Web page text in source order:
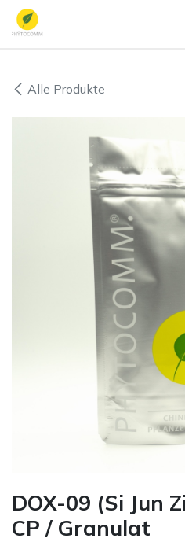
Zum Inhalt springen
Alle Produkte
DOX-09 (Si Jun
CP / Granulat